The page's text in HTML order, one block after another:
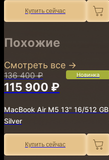
Купить сейчас
Похожие
Смотреть все →
136 400 ₽
115 900 ₽
Новинка
MacBook Air M5 13" 16/512 GB
Silver
Купить сейчас